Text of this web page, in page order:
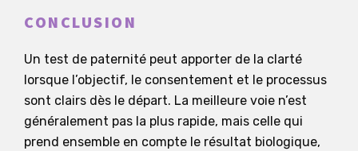
CONCLUSION
Un test de paternité peut apporter de la clarté
lorsque l’objectif, le consentement et le processus
sont clairs dès le départ. La meilleure voie n’est
généralement pas la plus rapide, mais celle qui
prend ensemble en compte le résultat biologique,